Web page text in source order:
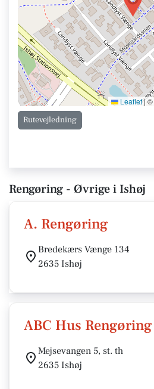
Leaflet|©
Rutevejledning
Rengøring - Øvrige i Ishøj
A. Rengøring
Bredekærs Vænge 134
2635 Ishøj
ABC Hus Rengøring
Mejsevangen 5, st. th
2635 Ishøj